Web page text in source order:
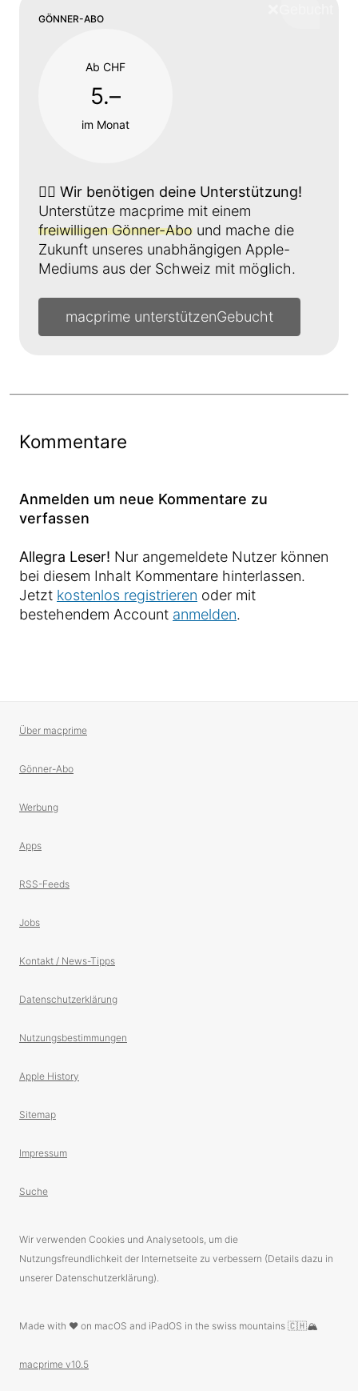
GÖNNER-ABO
Ab CHF
5.–
im Monat
👉🏼 Wir benötigen deine Unterstützung!
Unterstütze macprime mit einem
freiwilligen Gönner-Abo und mache die
Zukunft unseres unabhängigen Apple-
Mediums aus der Schweiz mit möglich.
macprime unterstützen
Kommentare
Anmelden um neue Kommentare zu
verfassen
Allegra Leser! Nur angemeldete Nutzer können
bei diesem Inhalt Kommentare hinterlassen.
Jetzt kostenlos registrieren oder mit
bestehendem Account anmelden.
Über macprime
Gönner-Abo
Werbung
Apps
RSS-Feeds
Jobs
Kontakt / News-Tipps
Datenschutzerklärung
Nutzungsbestimmungen
Apple History
Sitemap
Impressum
Suche
Wir verwenden Cookies und Analysetools, um die
Nutzungsfreundlichkeit der Internetseite zu verbessern (Details dazu in
unserer Datenschutzerklärung).
Made with ❤️ on macOS and iPadOS in the swiss mountains 🇨🇭🏔
macprime v10.5